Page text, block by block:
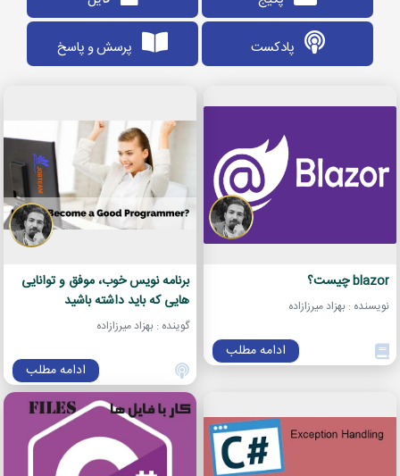
پادکست پرسش و پاسخ
blazor چیست؟
نویسنده : بهزاد میرزازاده
ادامه مطلب
برنامه نویس خوب، موفق و توانایی
هایی که باید داشته باشید
گوینده : بهزاد میرزازاده
ادامه مطلب